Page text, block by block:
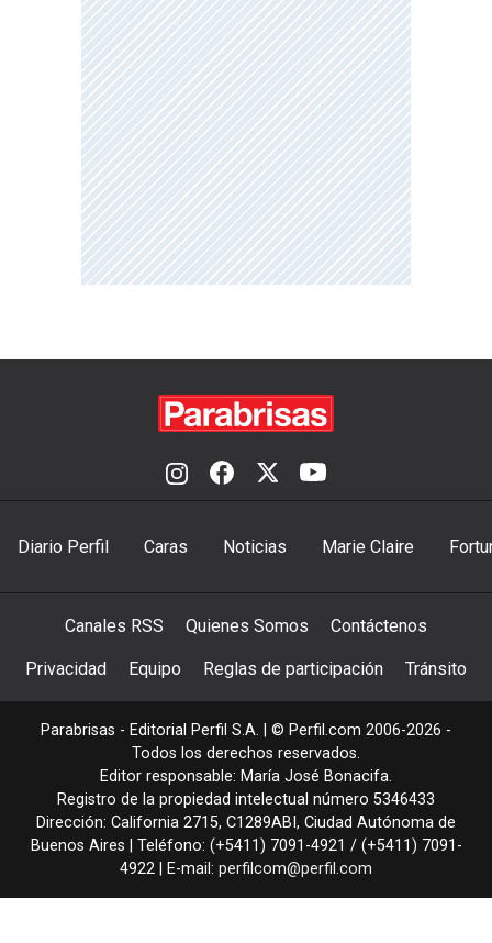
Diario Perfil Caras Noticias Marie Claire
Canales RSS Quienes Somos Contáctenos
Privacidad Equipo Reglas de participación Tránsito
Parabrisas - Editorial Perfil S.A. | © Perfil.com 2006-2026 -
Todos los derechos reservados.
Editor responsable: María José Bonacifa.
Registro de la propiedad intelectual número 5346433
Dirección: California 2715, C1289ABI , Ciudad Autónoma de
Buenos Aires | Teléfono: (+5411) 7091-4921 / (+5411) 7091-
4922 | E-mail: perfilcom@perfil.com